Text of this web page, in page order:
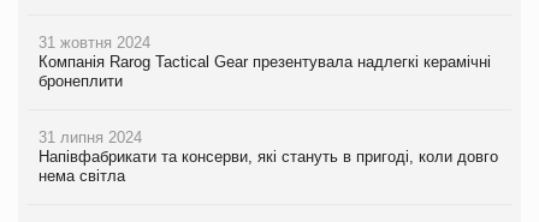
31 жовтня 2024
Компанія Rarog Tactical Gear презентувала надлегкі керамічні
бронеплити
31 липня 2024
Напівфабрикати та консерви, які стануть в пригоді, коли довго
нема світла